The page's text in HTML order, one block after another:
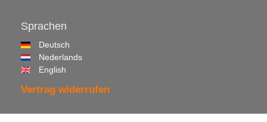
Sprachen
Deutsch
Nederlands
English
Vertrag widerrufen